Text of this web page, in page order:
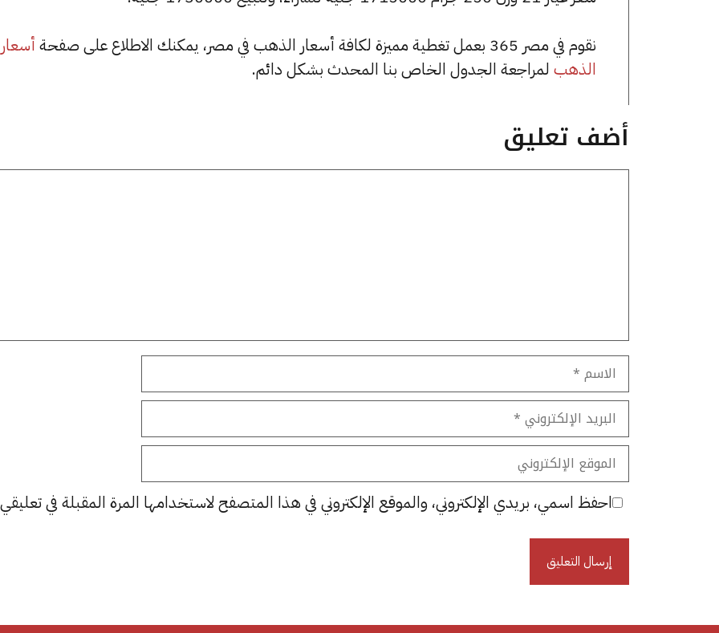
نقوم في مصر 365 بعمل تغطية مميزة لكافة أسعار الذهب في مصر، يمكنك الاطلاع على صفحة
أسعار
الذهب لمراجعة الجدول الخاص بنا المحدث بشكل دائم.
أضف تعليق
الاسم
البريد
الإلكتروني
الموقع
الإلكتروني
احفظ اسمي، بريدي الإلكتروني، والموقع الإلكتروني في هذا المتصفح لاستخدامها المرة المقبلة في